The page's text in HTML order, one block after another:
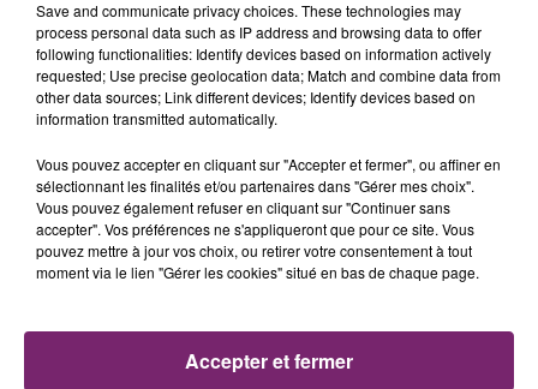
La Bulle - Guinguette éphémère
de Frelinghien !
éclipse solaire du 12 Août 2026
Save and communicate privacy choices. These technologies may
process personal data such as IP address and browsing data to offer
following functionalities: Identify devices based on information actively
requested; Use precise geolocation data; Match and combine data from
other data sources; Link different devices; Identify devices based on
information transmitted automatically.
Vous pouvez accepter en cliquant sur "Accepter et fermer", ou affiner en
sélectionnant les finalités et/ou partenaires dans "Gérer mes choix".
Vous pouvez également refuser en cliquant sur "Continuer sans
accepter". Vos préférences ne s'appliqueront que pour ce site. Vous
pouvez mettre à jour vos choix, ou retirer votre consentement à tout
moment via le lien "Gérer les cookies" situé en bas de chaque page.
Accepter et fermer